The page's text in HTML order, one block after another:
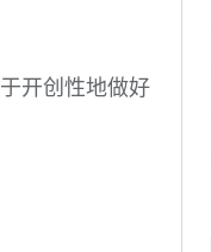
开创性地做好